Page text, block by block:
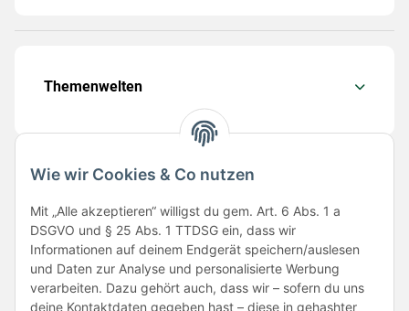
Wie wir Cookies & Co nutzen
Mit „Alle akzeptieren“ willigst du gem. Art. 6 Abs. 1 a
DSGVO und § 25 Abs. 1 TTDSG ein, dass wir
Informationen auf deinem Endgerät speichern/auslesen
und Daten zur Analyse und personalisierte Werbung
verarbeiten. Dazu gehört auch, dass wir – sofern du uns
deine Kontaktdaten gegeben hast – diese in gehashter
Themenwelten
Folge uns